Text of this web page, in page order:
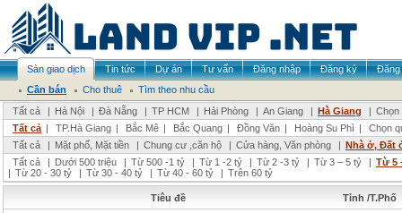
Sàn giao dịch Tin tức Dự án Tư vấn Đăng nhập Đăng ký
Đăng
Cần bán
Cho thuê
Tìm theo nhu cầu
Tất cả
| Hà Nội | Đà Nẵng | TP HCM | Hải Phòng | An Giang | Hà Giang | Chọn
Tất cả | TP.Hà Giang | Bắc Mê | Bắc Quang | Đồng Văn | Hoàng Su Phì |
Chọn
Tất cả
| Mặt phố, Mặt tiền | Chung cư ,căn hộ | Cửa hàng, Văn phòng | Nhà ở, Đất
Tất cả
| Dưới 500 triệu | Từ 500 -1 tỷ | Từ 1 -2 tỷ | Từ 2 -3 tỷ | Từ 3 – 5 tỷ | Từ 5
| Từ 20 - 30 tỷ | Từ 30 - 40 tỷ | Từ 40 - 60 tỷ | Trên 60 tỷ
Tiêu đề Tỉnh /T.Phố